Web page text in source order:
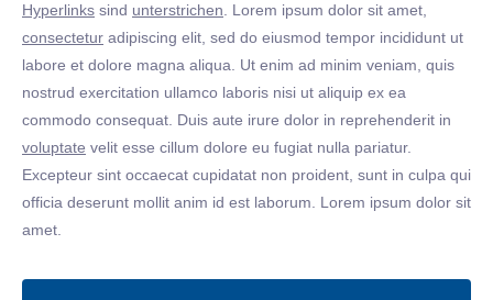
Hyperlinks sind unterstrichen . Lorem ipsum dolor sit amet,
consectetur adipiscing elit, sed do eiusmod tempor incididunt ut
labore et dolore magna aliqua. Ut enim ad minim veniam, quis
nostrud exercitation ullamco laboris nisi ut aliquip ex ea
commodo consequat. Duis aute irure dolor in reprehenderit in
voluptate velit esse cillum dolore eu fugiat nulla pariatur.
Excepteur sint occaecat cupidatat non proident, sunt in culpa qui
officia deserunt mollit anim id est laborum. Lorem ipsum dolor sit
amet.